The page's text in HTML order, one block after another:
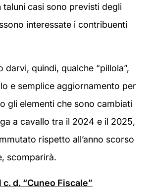
taluni casi sono previsti degli
interessate i contribuenti
darvi, quindi, qualche “pillola”,
e semplice aggiornamento per
gli elementi che sono cambiati
a cavallo tra il 2024 e il 2025,
rispetto all’anno scorso
scomparirà.
d. “Cuneo Fiscale”